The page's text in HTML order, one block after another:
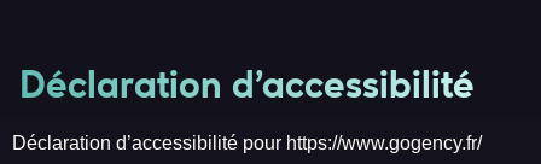
Déclaration d’accessibilité
Déclaration d’accessibilité pour https://www.gogency.fr/